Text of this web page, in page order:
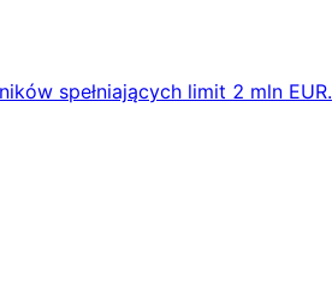
spełniających limit 2 mln EUR.